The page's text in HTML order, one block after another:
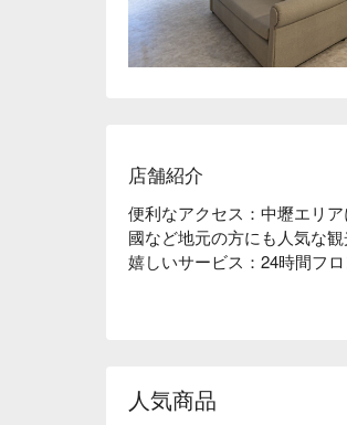
店舗紹介
便利なアクセス：中壢エリ
國など地元の方にも人気な
嬉しいサービス：24時間フ
人気商品